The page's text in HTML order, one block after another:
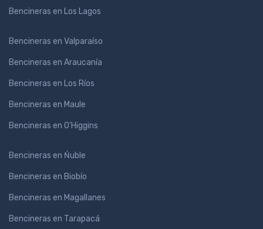
Bencineras en Los Lagos
Bencineras en Valparaíso
Bencineras en Araucanía
Bencineras en Los Ríos
Bencineras en Maule
Bencineras en O'Higgins
Bencineras en Ńuble
Bencineras en Biobío
Bencineras en Magallanes
Bencineras en Tarapacá